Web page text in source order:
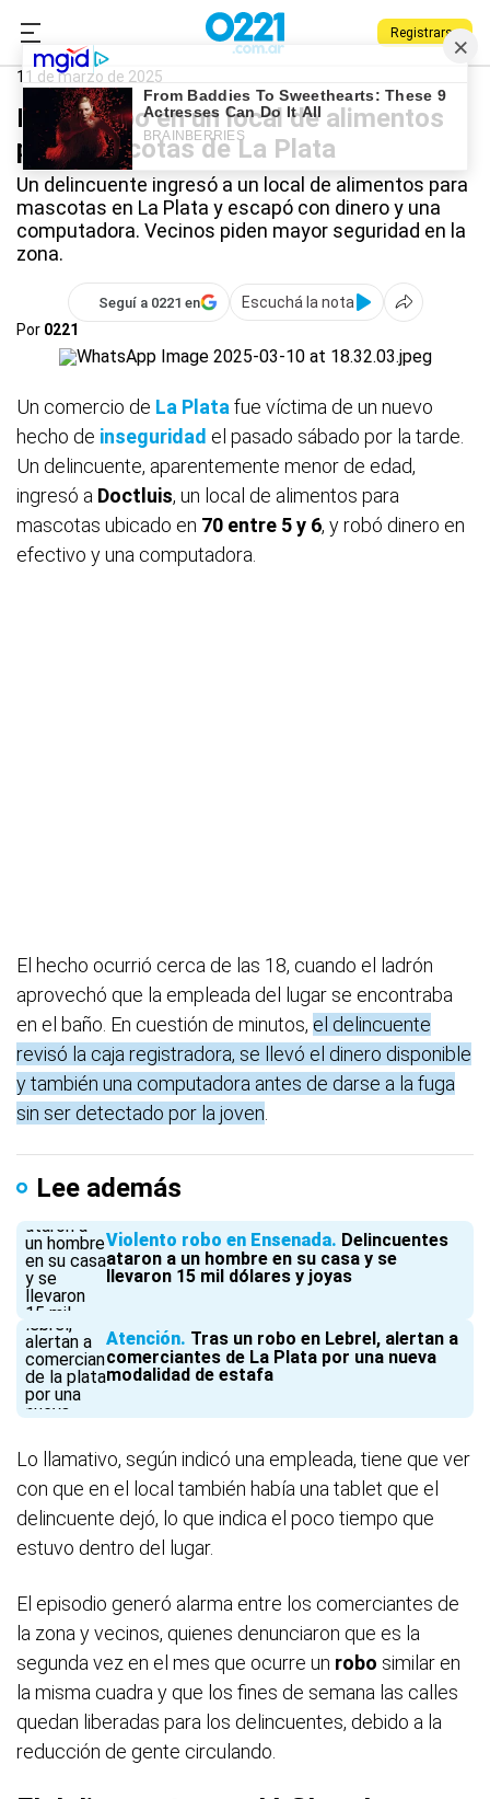
Registrarse
0221.com.ar
La Plata
11 de marzo de 2025
Fugaz robo en un local de alimentos
para mascotas de La Plata
Un delincuente ingresó a un local de alimentos para
mascotas en La Plata y escapó con dinero y una
computadora. Vecinos piden mayor seguridad en la
zona.
Seguí a 0221 en
Escuchá la nota
Por 0221
Un comercio de La Plata fue víctima de un nuevo
hecho de inseguridad el pasado sábado por la tarde.
Un delincuente, aparentemente menor de edad,
ingresó a Doctluis, un local de alimentos para
mascotas ubicado en 70 entre 5 y 6, y robó dinero en
efectivo y una computadora.
El hecho ocurrió cerca de las 18, cuando el ladrón
aprovechó que la empleada del lugar se encontraba
en el baño. En cuestión de minutos, el delincuente
revisó la caja registradora, se llevó el dinero disponible
y también una computadora antes de darse a la fuga
sin ser detectado por la joven
Lee además
Violento robo en Ensenada Delincuentes
ataron a un hombre en su casa y se
llevaron 15 mil dólares y joyas
Atención Tras un robo en Lebrel, alertan a
comerciantes de La Plata por una nueva
modalidad de estafa
Lo llamativo, según indicó una empleada, tiene que ver
con que en el local también había una tablet que el
delincuente dejó, lo que indica el poco tiempo que
estuvo dentro del lugar.
El episodio generó alarma entre los comerciantes de
la zona y vecinos, quienes denunciaron que es la
segunda vez en el mes que ocurre un robo similar en
la misma cuadra y que los fines de semana las calles
quedan liberadas para los delincuentes, debido a la
reducción de gente circulando.